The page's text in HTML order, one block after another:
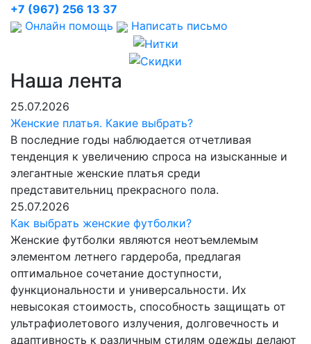
+7 (967) 256 13 37
Онлайн помощь
Написать письмо
Наша лента
25.07.2026
Женские платья. Какие выбрать?
В последние годы наблюдается отчетливая
тенденция к увеличению спроса на изысканные и
элегантные женские платья среди
представительниц прекрасного пола.
25.07.2026
Как выбрать женские футболки?
Женские футболки являются неотъемлемым
элементом летнего гардероба, предлагая
оптимальное сочетание доступности,
функциональности и универсальности. Их
невысокая стоимость, способность защищать от
ультрафиолетового излучения, долговечность и
адаптивность к различным стилям одежды делают